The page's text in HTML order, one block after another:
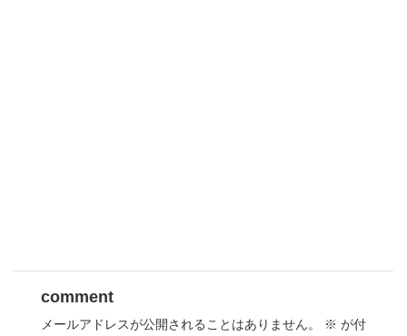
comment
メールアドレスが公開されることはありません。 ※ が付